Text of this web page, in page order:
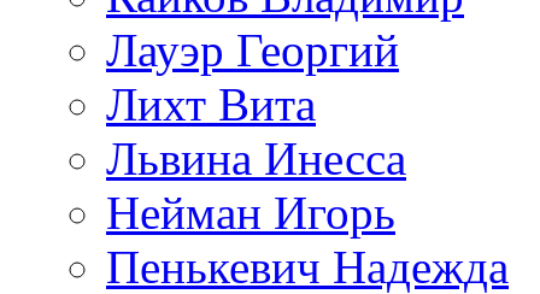
Лауэр Георгий
Лихт Вита
Львина Инесса
Нейман Игорь
Пенькевич Надежда